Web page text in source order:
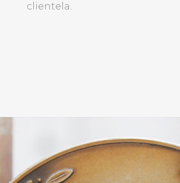
clientela.